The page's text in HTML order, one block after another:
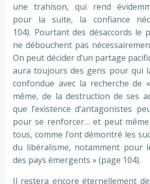
une trahison, qui rend
pour la suite, la confiance
104). Pourtant des désaccords le
ne débouchent pas
On peut décider d’un partage
aura toujours des gens pour qui
confondue avec la recherche de
même, de la destruction de ses
que l’existence d’antagonistes
pour se renforcer… et peut
tous, comme l’ont démontré les
du libéralisme, notamment pour
des pays émergents » (page 104).
Il restera encore éternellement